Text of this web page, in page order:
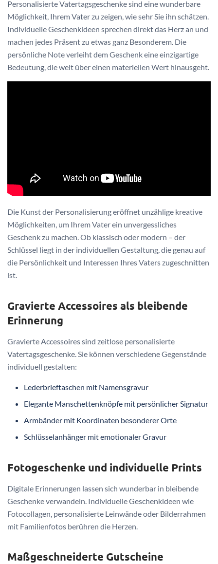
Personalisierte Vatertagsgeschenke sind eine wunderbare
Möglichkeit, Ihrem Vater zu zeigen, wie sehr Sie ihn schätzen.
Individuelle Geschenkideen sprechen direkt das Herz an und
machen jedes Präsent zu etwas ganz Besonderem. Die
persönliche Note verleiht dem Geschenk eine einzigartige
Bedeutung, die weit über einen materiellen Wert hinausgeht.
Die Kunst der Personalisierung eröffnet unzählige kreative
Möglichkeiten, um Ihrem Vater ein unvergessliches
Geschenk zu machen. Ob klassisch oder modern – der
Schlüssel liegt in der individuellen Gestaltung, die genau auf
die Persönlichkeit und Interessen Ihres Vaters zugeschnitten
ist.
Gravierte Accessoires als bleibende
Erinnerung
Gravierte Accessoires sind zeitlose personalisierte
Vatertagsgeschenke. Sie können verschiedene Gegenstände
individuell gestalten:
Lederbrieftaschen mit Namensgravur
Elegante Manschettenknöpfe mit persönlicher Signatur
Armbänder mit Koordinaten besonderer Orte
Schlüsselanhänger mit emotionaler Gravur
Fotogeschenke und individuelle Prints
Digitale Erinnerungen lassen sich wunderbar in bleibende
Geschenke verwandeln. Individuelle Geschenkideen wie
Fotocollagen, personalisierte Leinwände oder Bilderrahmen
mit Familienfotos berühren die Herzen.
Maßgeschneiderte Gutscheine